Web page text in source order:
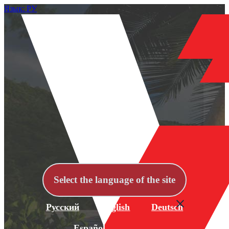
Язык: РУ
Select the language of the site
Русский English Deutsch